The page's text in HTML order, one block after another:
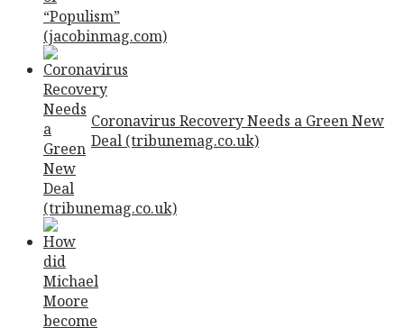
Coronavirus Recovery Needs a Green New
Deal (tribunemag.co.uk)